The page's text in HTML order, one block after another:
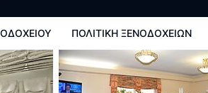
ΠΟΛΙΤΙΚΗ ΞΕΝΟΔΟΧΕΊΩΝ